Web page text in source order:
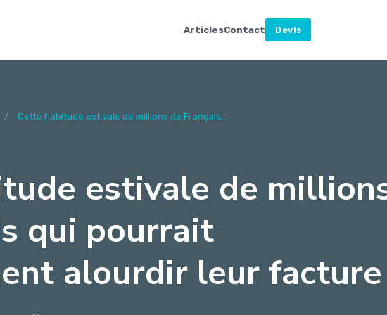
ArticlesContact Devis
Cette habitude estivale de millions de Français...
estivale de
qui pourrait
alourdir leur facture